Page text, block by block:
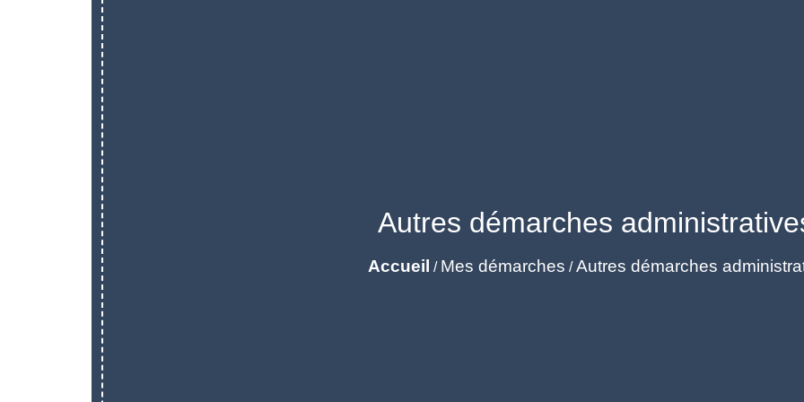
Autres démarches
Accueil / Mes démarches /Autres démarches